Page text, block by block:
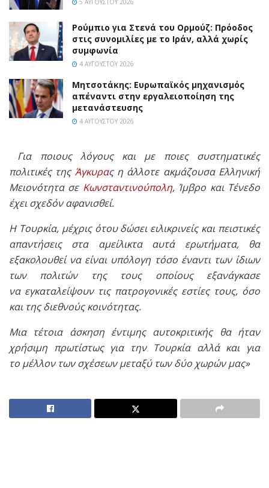
5 ΑΥΓΟΎΣΤΟΥ 2026
Ρούμπιο για Στενά του Ορμούζ: Πρόοδος
στις συνομιλίες με το Ιράν, αλλά χωρίς
συμφωνία
4 ΑΥΓΟΎΣΤΟΥ 2026
Μητσοτάκης: Ευρωπαϊκός μηχανισμός
απέναντι στην εργαλειοποίηση της
μετανάστευσης
4 ΑΥΓΟΎΣΤΟΥ 2026
Για ποιους λόγους και με ποιες συστηματικές
πολιτικές της Άγκυρας η άλλοτε ακμάζουσα Ελληνική
Μειονότητα σε Κωνσταντινούπολη, Ίμβρο και Τένεδο
έχει σχεδόν αφανισθεί.
Η Τουρκία, μέχρις ότου δώσει ειλικρινείς και πειστικές
απαντήσεις στα αμείλικτα αυτά ερωτήματα, θα
εξακολουθεί να είναι υπόλογη τόσο έναντι των ίδιων
των πολιτών της τους οποίους εξανάγκασε
να εγκαταλείψουν τις πατρογονικές εστίες τους, όσο
και της διεθνούς κοινότητας.
Μια τέτοια άσκηση έντιμης αυτοκριτικής θα ήταν
χρήσιμη πρωτίστως για την Τουρκία αλλά και για
το μέλλον των σχέσεων μεταξύ των δύο χωρών μας»